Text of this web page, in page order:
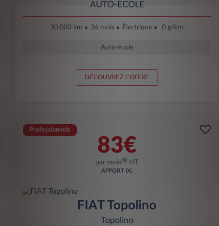
AUTO-ECOLE
30.000 km 36 mois Électrique 0 g/km
Auto-école
DÉCOUVREZ L'OFFRE
Professionnels
83€
par mois(1) HT
APPORT 0€
FIAT Topolino
Topolino